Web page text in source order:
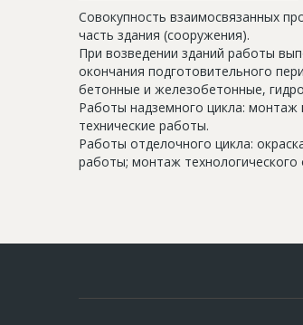
Совокупность взаимосвязанных
часть здания (сооружения).
При возведении зданий работы
окончания подготовительного
бетонные и железобетонные,
Работы надземного цикла: монтаж
технические работы.
Работы отделочного цикла:
работы; монтаж